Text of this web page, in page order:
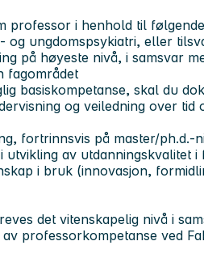
professor i henhold til
og ungdomspsykiatri, eller
på høyeste nivå, i samsvar
fagområdet
basiskompetanse, skal du
og veiledning over
fortrinnsvis på master/ph.d.-
av utdanningskvalitet i
i bruk (innovasjon,
det vitenskapelig nivå i
professorkompetanse ved